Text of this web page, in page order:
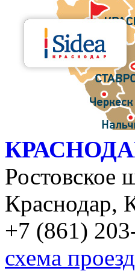
Ростовское
Краснодар,
+7 (861)
схема